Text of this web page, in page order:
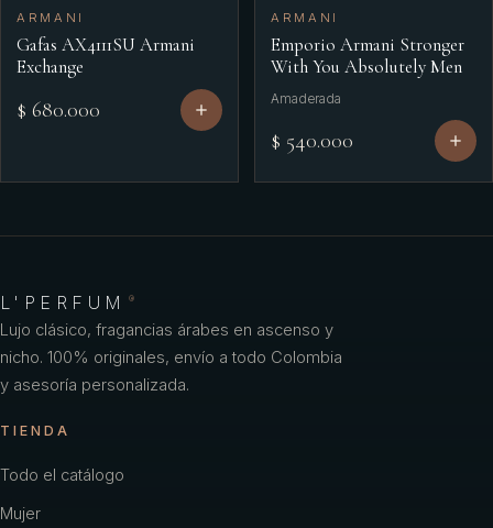
ARMANI
Gafas AX4111SU Armani
Exchange
$ 680.000
ARMANI
Emporio Armani Stronger
With You Absolutely Men
Amaderada
$ 540.000
L'PERFUM ®
Lujo clásico, fragancias árabes en ascenso y
nicho. 100% originales, envío a todo Colombia
y asesoría personalizada.
TIENDA
Todo el catálogo
Mujer